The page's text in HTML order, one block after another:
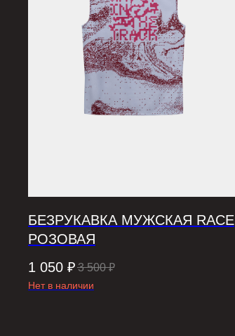
БЕЗРУКАВКА МУЖСКАЯ RACE
РОЗОВАЯ
1 050 ₽ 3 500 ₽
Нет в наличии